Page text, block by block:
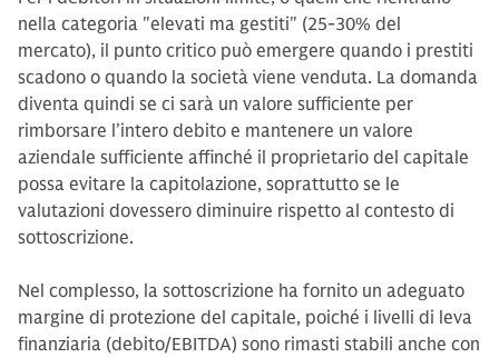
nella categoria "elevati ma gestiti" (25-30% del
mercato), il punto critico può emergere quando i prestiti
scadono o quando la società viene venduta. La domanda
diventa quindi se ci sarà un valore sufficiente per
rimborsare l’intero debito e mantenere un valore
aziendale sufficiente affinché il proprietario del capitale
possa evitare la capitolazione, soprattutto se le
valutazioni dovessero diminuire rispetto al contesto di
sottoscrizione.
Nel complesso, la sottoscrizione ha fornito un adeguato
margine di protezione del capitale, poiché i livelli di leva
finanziaria (debito/EBITDA) sono rimasti stabili anche con